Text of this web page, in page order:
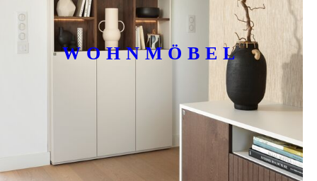
WOHNMÖBEL